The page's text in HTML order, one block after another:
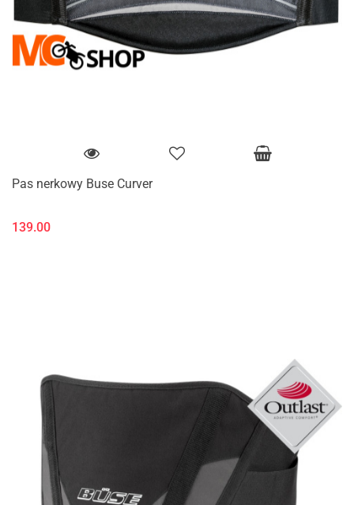
Pas nerkowy Buse Curver
139.00